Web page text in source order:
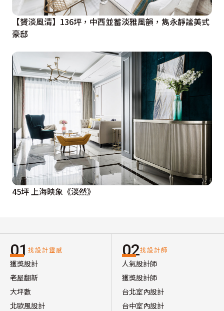
【贇淡風清】136坪，中西並蓄淡雅風韻，雋永靜謐美式
豪邸
45坪 上海映象《淡然》
01 找設計靈感
獲獎設計
老屋翻新
大坪數
北歐風設計
02找設計師
人氣設計師
獲獎設計師
台北室內設計
台中室內設計